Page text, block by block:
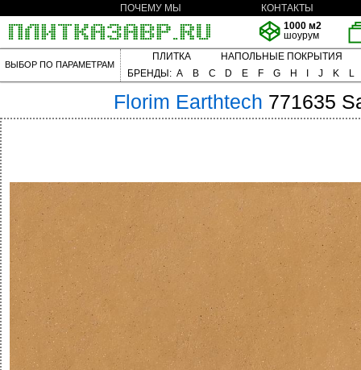
ПОЧЕМУ МЫ
КОНТАКТЫ
1000 м2
шоурум
ВЫБОР ПО ПАРАМЕТРАМ
ПЛИТКА
НАПОЛЬНЫЕ ПОКРЫТИЯ
БРЕНДЫ: A B C D E F G H J K L
Florim Earthtech 771635